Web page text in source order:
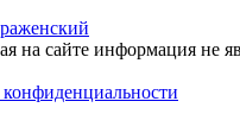
на сайте информация не